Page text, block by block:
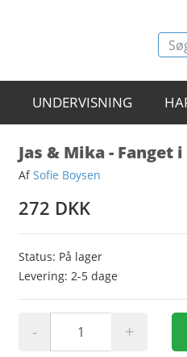
UNDERVISNING
Jas & Mika - Fanget
AfSofie Boysen
272 DKK
Status: På lager
Levering: 2-5 dage
- +